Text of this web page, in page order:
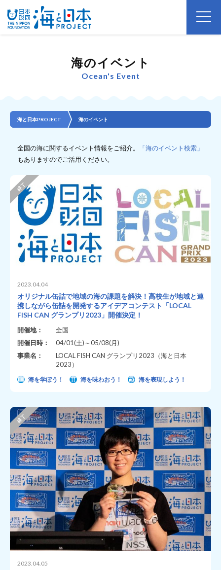
海のイベント
Ocean's Event
海と日本PROJECT 海のイベント
全国の海に関するイベント情報をご紹介。
「海のイベント検索」
もありますのでご活用ください。
2023.04.04
オリジナル缶詰で地域の海の課題を解決！高校生が地域と連
携しながら缶詰を開発するアイデアコンテスト「LOCAL
FISH CAN グランプリ2023」開催決定！
開催地：
全国
開催日時：
04/01(土)～05/08(月)
事業名：
LOCAL FISH CAN グランプリ2023（海と日本
2023）
海を学ぼう！ 海を味わおう！ 海を表現しよう！
2023.04.05